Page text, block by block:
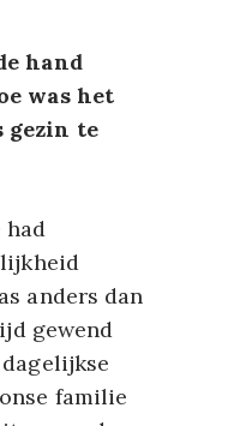
hand
was het
gezin te
had
anders dan
gewend
familie